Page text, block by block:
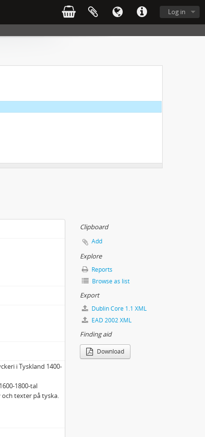
Log in
i Tyskland 1400-
1800-tal
texter på tyska.
Clipboard
Add
Explore
Reports
Browse as list
Export
Dublin Core 1.1 XML
EAD 2002 XML
Finding aid
Download